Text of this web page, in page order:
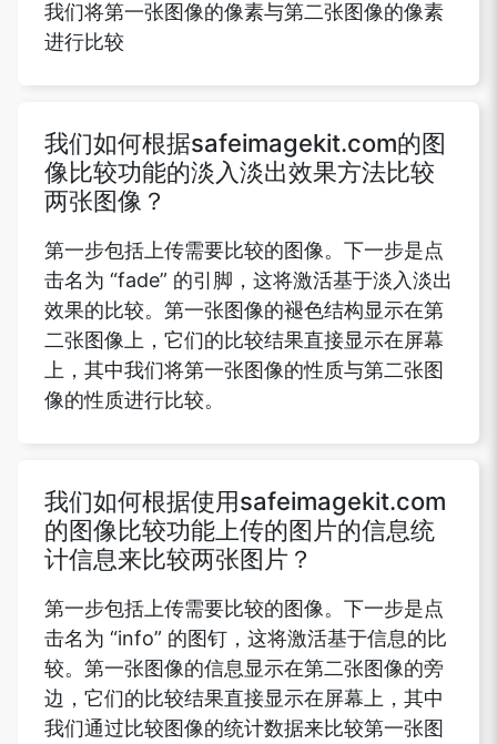
我们将第一张图像的像素与第二张图像的像素
进行比较
我们如何根据safeimagekit.com的图
像比较功能的淡入淡出效果方法比较
两张图像？
第一步包括上传需要比较的图像。下一步是点
击名为 “fade” 的引脚，这将激活基于淡入淡出
效果的比较。第一张图像的褪色结构显示在第
二张图像上，它们的比较结果直接显示在屏幕
上，其中我们将第一张图像的性质与第二张图
像的性质进行比较。
我们如何根据使用safeimagekit.com
的图像比较功能上传的图片的信息统
计信息来比较两张图片？
第一步包括上传需要比较的图像。下一步是点
击名为 “info” 的图钉，这将激活基于信息的比
较。第一张图像的信息显示在第二张图像的旁
边，它们的比较结果直接显示在屏幕上，其中
我们通过比较图像的统计数据来比较第一张图